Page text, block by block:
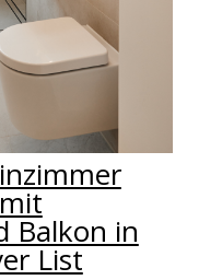
Balkon in
List